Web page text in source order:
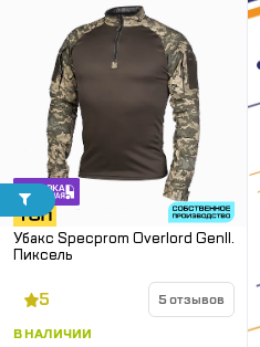
Убакс Specprom Overlord GenII.
Пиксель
5 5 отзывов
В НАЛИЧИИ